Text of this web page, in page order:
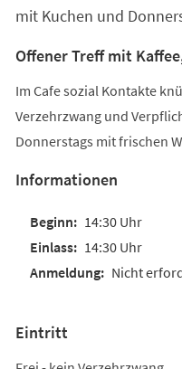
mit Kuchen und
Offener Treff mit
Im Cafe sozial Kontakte
Verzehrzwang und
Donnerstags mit frischen
Informationen
14:30 Uhr
14:30 Uhr
Nicht
Eintritt